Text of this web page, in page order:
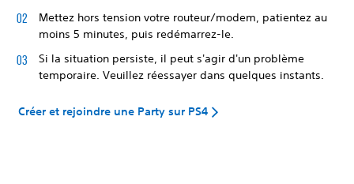
Mettez hors tension votre routeur/modem, patientez au
moins 5 minutes, puis redémarrez-le.
Si la situation persiste, il peut s'agir d'un problème
temporaire. Veuillez réessayer dans quelques instants.
Créer et rejoindre une Party sur PS4